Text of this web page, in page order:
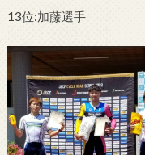
13位:加藤選手